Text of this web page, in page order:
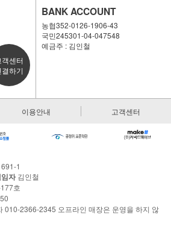
객센터
결하기
BANK ACCOUNT
농협352-0126-1906-43
국민245301-04-047548
예금주 : 김인철
이용안내 고객센터
1
자김인철
호
2366-2345 오프라인 매장은 운영을 하지 않